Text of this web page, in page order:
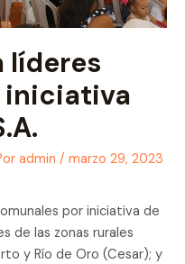
líderes
iniciativa
admin / marzo 29, 2023
por iniciativa de
de las zonas rurales
y Río de Oro (Cesar); y